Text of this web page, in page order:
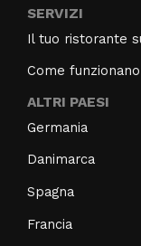
SERVIZI
Il tuo ristorante
Come
ALTRI PAESI
Germania
Danimarca
Spagna
Francia